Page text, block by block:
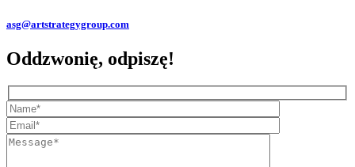
asg@artstrategygroup.com
Oddzwonię, odpiszę!